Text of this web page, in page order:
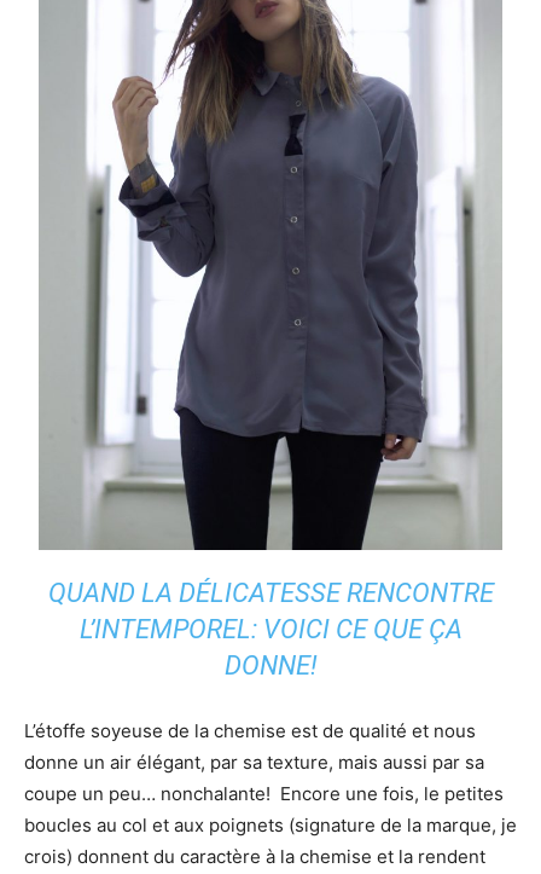
QUAND LA DÉLICATESSE RENCONTRE
L’INTEMPOREL: VOICI CE QUE ÇA
DONNE!
L’étoffe soyeuse de la chemise est de qualité et nous
donne un air élégant, par sa texture, mais aussi par sa
coupe un peu… nonchalante! Encore une fois, le petites
boucles au col et aux poignets (signature de la marque, je
crois) donnent du caractère à la chemise et la rendent